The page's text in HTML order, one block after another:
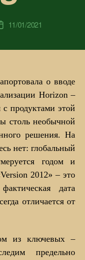
11/01/2021
о вводе
Horizon –
продуктами этой
столь необычной
решения. На
нет: глобальный
годом и
2012» – это
дата
отличается от
из ключевых –
предельно